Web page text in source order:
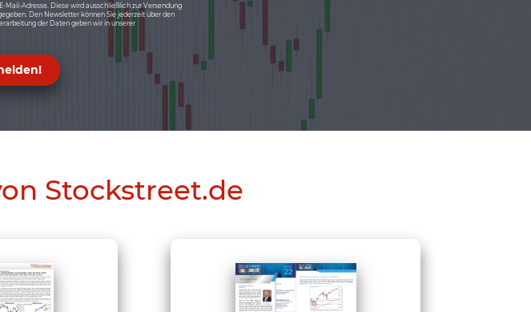
Adresse. Diese wird ausschließlich zur Versendung
Den Newsletter können Sie jederzeit über den
der Daten geben wir in unserer
Stockstreet.de